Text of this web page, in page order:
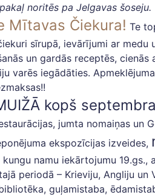
noritēs pa Jelgavas šoseju.
Mītavas Čiekura! Te
sīrupā, ievārījumi ar
un gardās receptēs,
varēs iegādāties.
kopš
jumta nomaiņas un
ekspozīcijas izveides,
namu iekārtojumu
periodā – Krieviju, Angliju un
guļamistaba,